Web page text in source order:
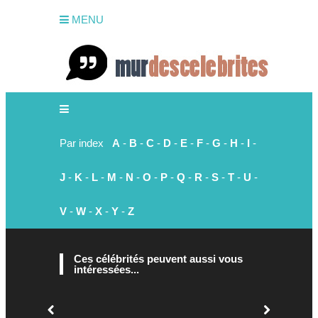
MENU
Par index A - B - C - D - E - F - G - H - I -
J - K - L - M - N - O - P - Q - R - S - T - U -
V - W - X - Y - Z
Ces célébrités peuvent aussi vous
intéressées...